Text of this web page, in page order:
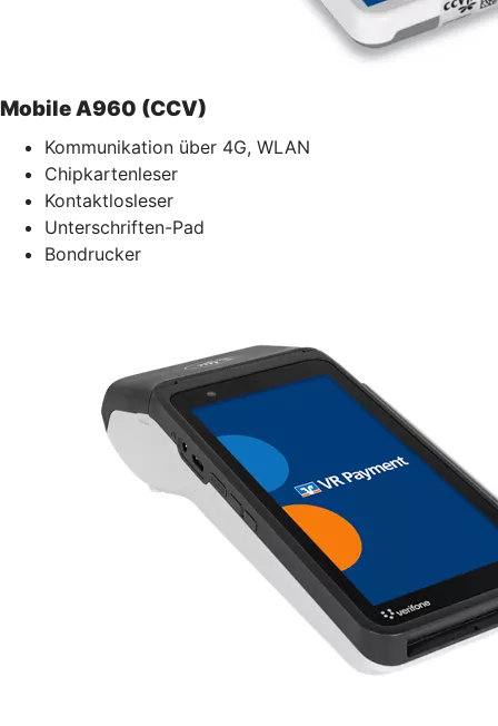
Mobile A960 (CCV)
Kommunikation über 4G, WLAN
Chipkartenleser
Kontaktlosleser
Unterschriften-Pad
Bondrucker